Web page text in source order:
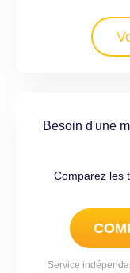
Besoin d'une
Comparez les
Service